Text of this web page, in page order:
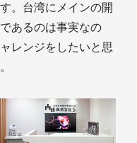
。台湾にメインの開
あるのは事実なの
レンジをしたいと思